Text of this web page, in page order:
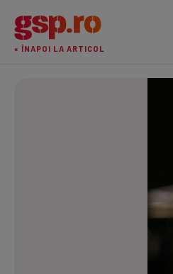
« ÎNAPOI LA ARTICOL